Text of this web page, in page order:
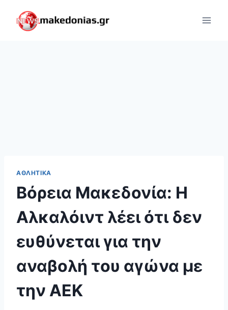
content
ΑΘΛΗΤΙΚΆ
Βόρεια Μακεδονία: Η
Αλκαλόιντ λέει ότι δεν
ευθύνεται για την
αναβολή του αγώνα με
την ΑΕΚ